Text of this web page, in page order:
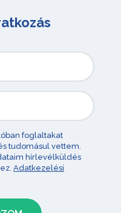
foglaltakat
tudomásul vettem.
hírlevélküldés
Adatkezelési